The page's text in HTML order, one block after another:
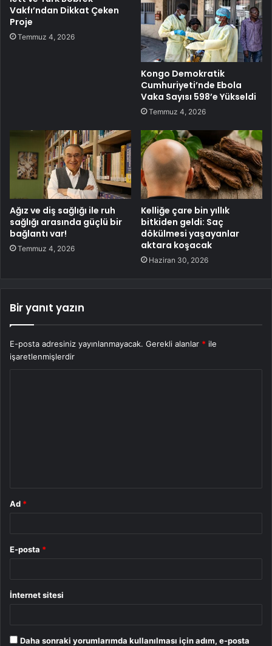
Vakfı’ndan Dikkat Çeken
Proje
Temmuz 4, 2026
Kongo Demokratik
Cumhuriyeti’nde Ebola
Vaka Sayısı 598’e Yükseldi
Temmuz 4, 2026
Ağız ve diş sağlığı ile ruh
sağlığı arasında güçlü bir
bağlantı var!
Temmuz 4, 2026
Kelliğe çare bin yıllık
bitkiden geldi: Saç
dökülmesi yaşayanlar
aktara koşacak
Haziran 30, 2026
Bir yanıt yazın
E-posta adresiniz yayınlanmayacak. Gerekli alanlar * ile
işaretlenmişlerdir
Ad *
E-posta *
İnternet sitesi
Daha sonraki yorumlarımda kullanılması için adım, e-posta